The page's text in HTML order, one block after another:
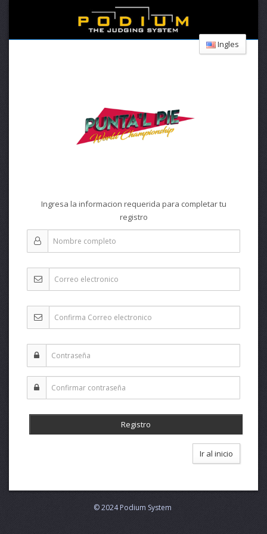
Ingles
Ingresa la informacion requerida para completar tu
registro
Ir al inicio
© 2024 Podium System